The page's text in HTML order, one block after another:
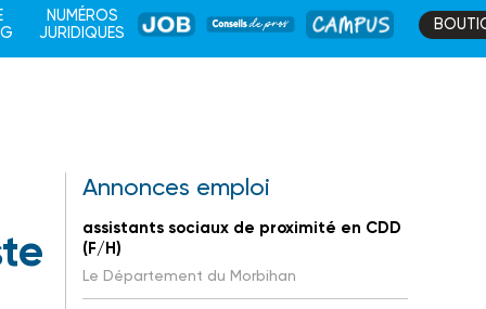
NUMÉROS
JURIDIQUES
JOB
DE
CAMPUS
Annonces emploi
assistants sociaux de proximité en CDD
(F/H)
Le Département du Morbihan